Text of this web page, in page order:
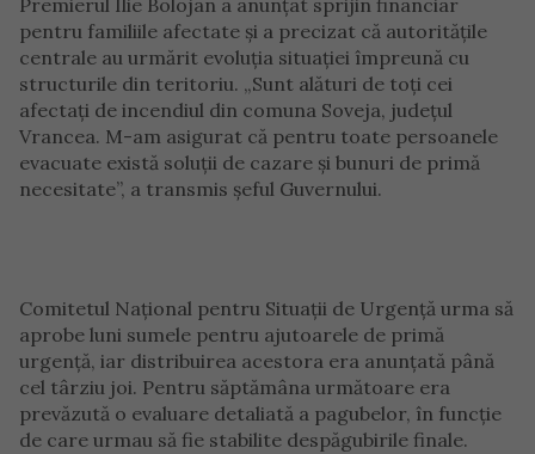
pentru familiile afectate și a precizat că autoritățile
centrale au urmărit evoluția situației împreună cu
structurile din teritoriu. „Sunt alături de toți cei
afectați de incendiul din comuna Soveja, județul
Vrancea. M-am asigurat că pentru toate persoanele
evacuate există soluții de cazare și bunuri de primă
necesitate”, a transmis șeful Guvernului.
Comitetul Național pentru Situații de Urgență urma să
aprobe luni sumele pentru ajutoarele de primă
urgență, iar distribuirea acestora era anunțată până
cel târziu joi. Pentru săptămâna următoare era
prevăzută o evaluare detaliată a pagubelor, în funcție
de care urmau să fie stabilite despăgubirile finale.